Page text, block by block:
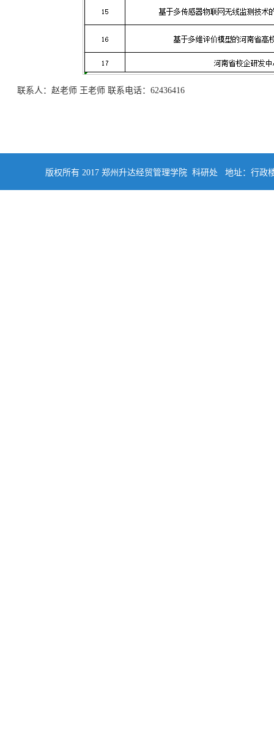
联系人：赵老师 王老师 联系电话：62436416
版权所有 2017 郑州升达经贸管理学院 科研处 地址：行政